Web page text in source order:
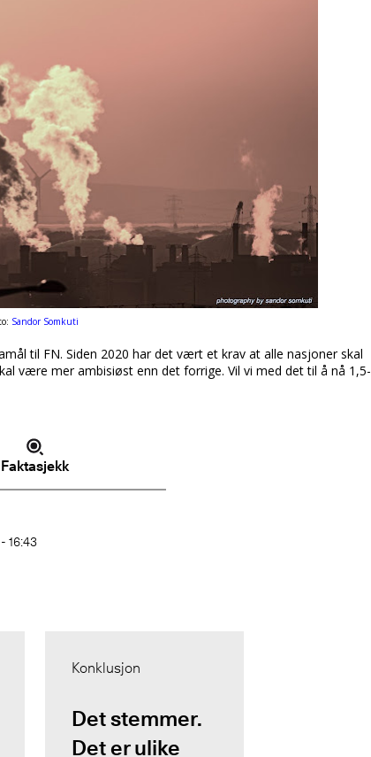
Sandor Somkuti
til FN. Siden 2020 har det vært et krav at alle nasjoner skal
være mer ambisiøst enn det forrige. Vil vi med det til å nå 1,5-